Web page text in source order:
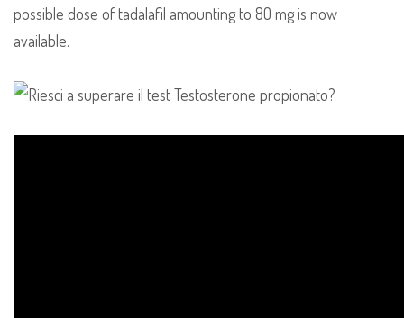
possible dose of tadalafil amounting to 80 mg is now
available.